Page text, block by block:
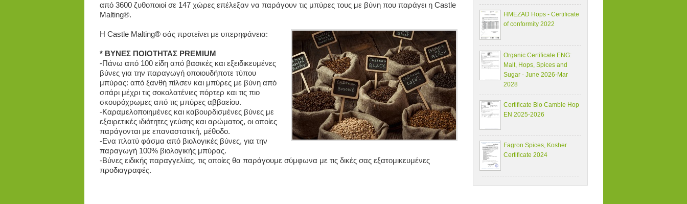
HMEZAD Hops - Certificate
of conformity 2022
Organic Certificate ENG:
Malt, Hops, Spices and
Sugar - June 2026-Mar
2028
Certificate Bio Cambie Hop
EN 2025-2026
Fagron Spices, Kosher
Certificate 2024
από 3600 ζυθοποιοί σε 147 χώρες επέλεξαν να παράγουν τις μπύρες τους με βύνη που παράγει η Castle
Malting®.
Η Castle Malting® σάς προτείνει με υπερηφάνεια:
* ΒΥΝΕΣ ΠΟΙOΤΗΤΑΣ PREMIUM
-Πάνω από 100 είδη από βασικές και εξειδικευμένες
βύνες για την παραγωγή οποιουδήποτε τύπου
μπύρας: από ξανθή πίλσεν και μπύρες με βύνη από
σιτάρι μέχρι τις σοκολατένιες πόρτερ και τις πιο
σκουρόχρωμες από τις μπύρες αββαείου.
-Καραμελοποιημένες και καβουρδισμένες βύνες με
εξαιρετικές ιδιότητες γεύσης και αρώματος, οι οποίες
παράγονται με επαναστατική, μέθοδο.
-Ενα πλατύ φάσμα από βιολογικές βύνες, για την
παραγωγή 100% βιολογικής μπύρας.
-Βύνες ειδικής παραγγελίας, τις οποίες θα παράγουμε σύμφωνα με τις δικές σας εξατομικευμένες
προδιαγραφές.